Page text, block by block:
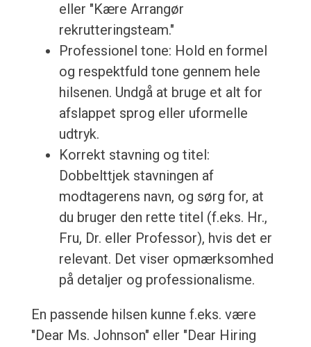
eller "Kære Arrangør
rekrutteringsteam."
Professionel tone: Hold en formel
og respektfuld tone gennem hele
hilsenen. Undgå at bruge et alt for
afslappet sprog eller uformelle
udtryk.
Korrekt stavning og titel:
Dobbelttjek stavningen af
modtagerens navn, og sørg for, at
du bruger den rette titel (f.eks. Hr.,
Fru, Dr. eller Professor), hvis det er
relevant. Det viser opmærksomhed
på detaljer og professionalisme.
En passende hilsen kunne f.eks. være
"Dear Ms. Johnson" eller "Dear Hiring